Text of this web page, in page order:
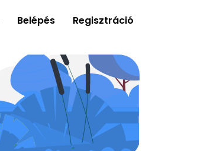
Belépés Regisztráció